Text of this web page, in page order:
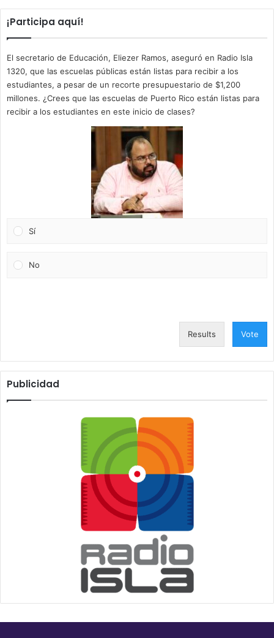
¡Participa aquí!
El secretario de Educación, Eliezer Ramos, aseguró en Radio Isla
1320, que las escuelas públicas están listas para recibir a los
estudiantes, a pesar de un recorte presupuestario de $1,200
millones. ¿Crees que las escuelas de Puerto Rico están listas para
recibir a los estudiantes en este inicio de clases?
Sí
No
Results Vote
Publicidad